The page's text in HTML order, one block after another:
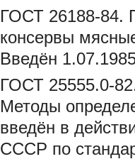
ГОСТ 26188-84.
консервы
Введён
ГОСТ 25555.0-
Методы
введён в
СССР по